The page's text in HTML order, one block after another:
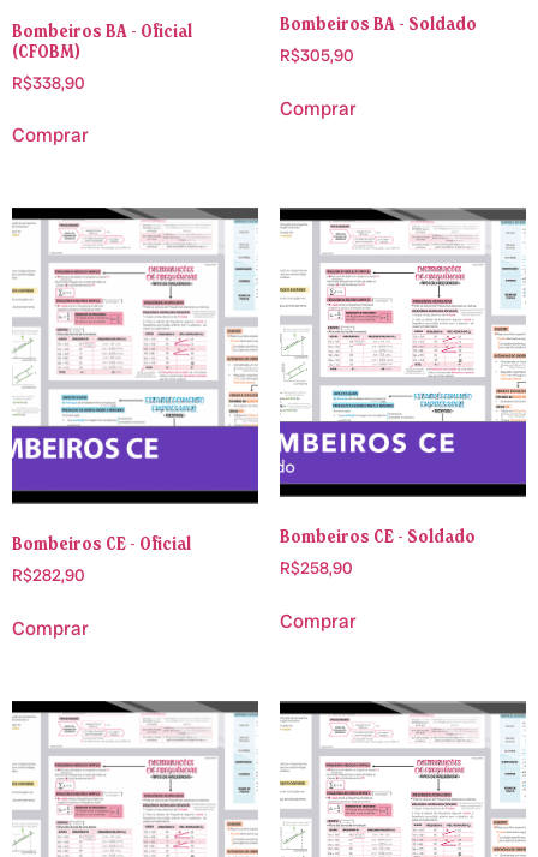
Bombeiros BA - Oficial
(CFOBM)
R$338,90
Comprar
Bombeiros BA - Soldado
R$305,90
Comprar
Bombeiros CE - Oficial
R$282,90
Comprar
Bombeiros CE - Soldado
R$258,90
Comprar